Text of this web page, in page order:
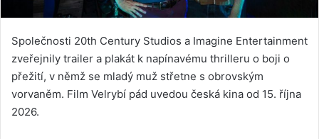
Společnosti 20th Century Studios a Imagine Entertainment
zveřejnily trailer a plakát k napínavému thrilleru o boji o
přežití, v němž se mladý muž střetne s obrovským
vorvaněm. Film Velrybí pád uvedou česká kina od 15. října
2026.